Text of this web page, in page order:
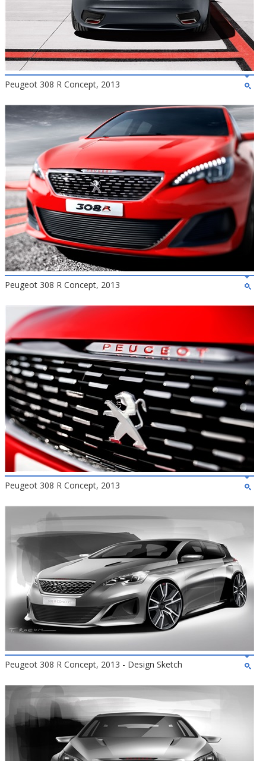
Peugeot 308 R Concept, 2013
Peugeot 308 R Concept, 2013
Peugeot 308 R Concept, 2013
Peugeot 308 R Concept, 2013 - Design Sketch